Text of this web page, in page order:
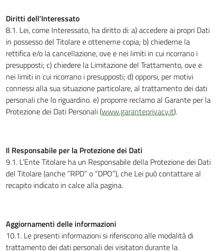
Diritti dell’Interessato
8.1. Lei, come Interessato, ha diritto di: a) accedere ai propri Dati
in possesso del Titolare e ottenerne copia; b) chiederne la
rettifica e/o la cancellazione, ove e nei limiti in cui ricorrano i
presupposti; c) chiedere la Limitazione del Trattamento, ove e
nei limiti in cui ricorrano i presupposti; d) opporsi, per motivi
connessi alla sua situazione particolare, al trattamento dei dati
personali che lo riguardino. e) proporre reclamo al Garante per la
Protezione dei Dati Personali (www.garanteprivacy.it).
Il Responsabile per la Protezione dei Dati
9.1. L’Ente Titolare ha un Responsabile della Protezione dei Dati
del Titolare (anche “RPD” o “DPO”), che Lei può contattare al
recapito indicato in calce alla pagina.
Aggiornamenti delle informazioni
10.1. Le presenti informazioni si riferiscono alle modalità di
trattamento dei dati personali dei visitatori durante la